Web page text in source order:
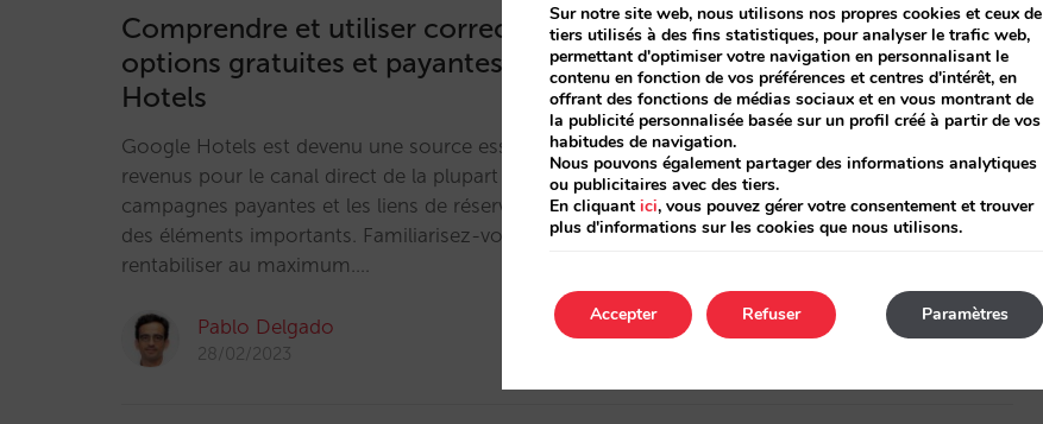
Comprendre et utiliser correctement les
options gratuites et payantes de Google
Hotels
Google Hotels est devenu une source essentielle de trafic et de
revenus pour le canal direct de la plupart des hôtels. Les
campagnes payantes et les liens de réservation gratuits en sont
des éléments importants. Familiarisez-vous avec eux pour les
rentabiliser au maximum.…
Pablo Delgado
28/02/2023
Sur notre site web, nous utilisons nos propres cookies et ceux de
tiers utilisés à des fins statistiques, pour analyser le trafic web,
permettant d'optimiser votre navigation en personnalisant le
contenu en fonction de vos préférences et centres d'intérêt, en
offrant des fonctions de médias sociaux et en vous montrant de
la publicité personnalisée basée sur un profil créé à partir de vos
habitudes de navigation.
Nous pouvons également partager des informations analytiques
ou publicitaires avec des tiers.
En cliquant ici, vous pouvez gérer votre consentement et trouver
plus d'informations sur les cookies que nous utilisons.
Accepter Paramètres
Refuser